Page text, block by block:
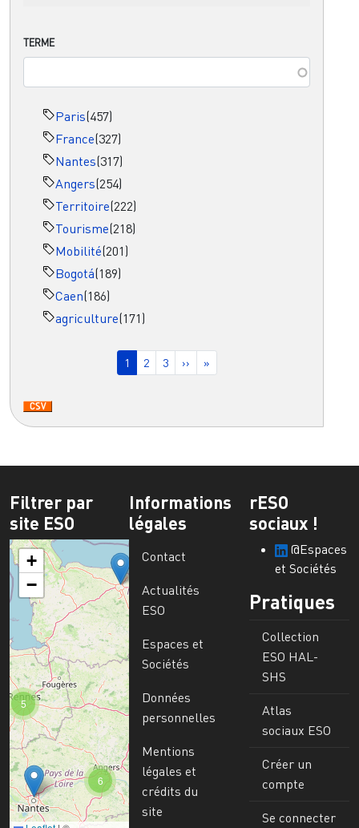
TERME
Paris(457)
France(327)
Nantes(317)
Angers(254)
Territoire(222)
Tourisme(218)
Mobilité(201)
Bogotá(189)
Caen(186)
agriculture(171)
Page courante
1 Page
2 Page
3 Page suivante
›› Dernière page
»
Filtrer par
site ESO
6
5
+
−
Informations
légales
Contact
Actualités
ESO
Espaces et
Sociétés
Données
personnelles
Mentions
légales et
crédits du
site
rESO
sociaux !
@Espaces
et Sociétés
Pratiques
Collection
ESO HAL-
SHS
Atlas
sociaux ESO
Créer un
compte
Se connecter